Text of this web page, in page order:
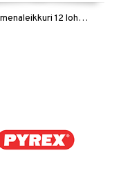
Allie Omenaleikkuri 12 lohkoa